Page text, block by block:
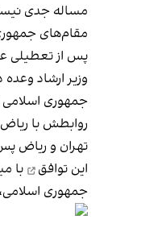
مساله‌ جدی
مقام‌های جمهوری اسلامی
پس از تعطیلی عمره از سال ۹۴ و بروز اختلاف بین تهران و ریاض، حدود شش
وزیر ارشاد وعده داده بود تا
جمهوری
روابطش با
تهران و ریاض
این توافق
با
جمهوری